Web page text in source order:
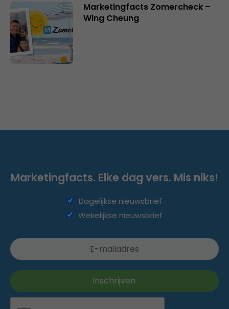
Marketingfacts Zomercheck –
Wing Cheung
Marketingfacts. Elke dag vers. Mis niks!
Dagelijkse nieuwsbrief
Wekelijkse nieuwsbrief